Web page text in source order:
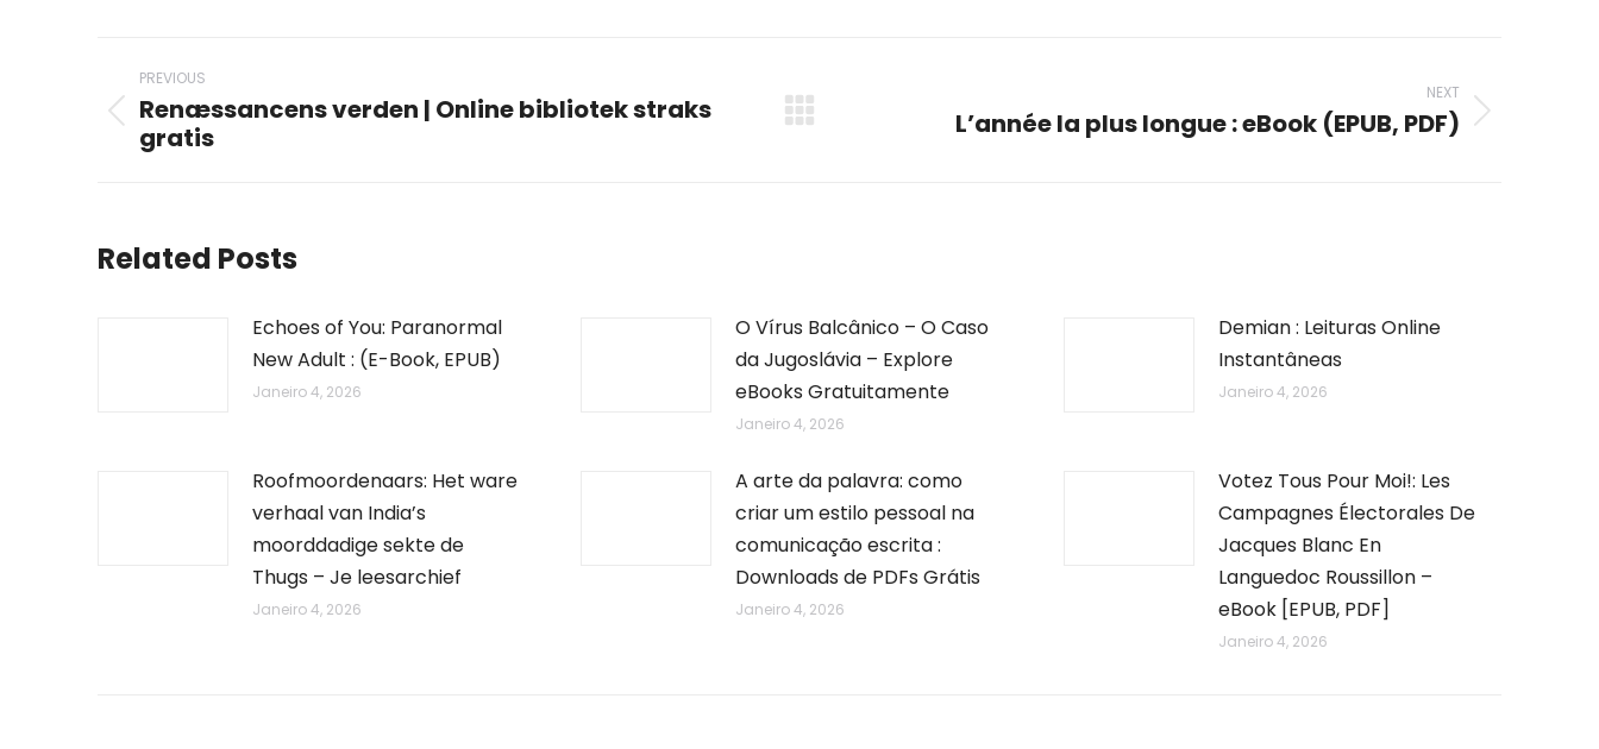
Post
navigation
PREVIOUS
Previous
post:
Renæssancens verden | Online bibliotek straks
gratis
NEXT
L’année la plus longue : eBook (EPUB, PDF)
Related Posts
Echoes of You: Paranormal
New Adult : (E-Book, EPUB)
Janeiro 4, 2026
O Vírus Balcânico – O Caso
da Jugoslávia – Explore
eBooks Gratuitamente
Janeiro 4, 2026
Demian : Leituras Online
Instantâneas
Janeiro 4, 2026
Roofmoordenaars: Het ware
verhaal van India’s
moorddadige sekte de
Thugs – Je leesarchief
Janeiro 4, 2026
A arte da palavra: como
criar um estilo pessoal na
comunicação escrita :
Downloads de PDFs Grátis
Janeiro 4, 2026
Votez Tous Pour Moi!: Les
Campagnes Électorales De
Jacques Blanc En
Languedoc Roussillon –
eBook [EPUB, PDF]
Janeiro 4, 2026